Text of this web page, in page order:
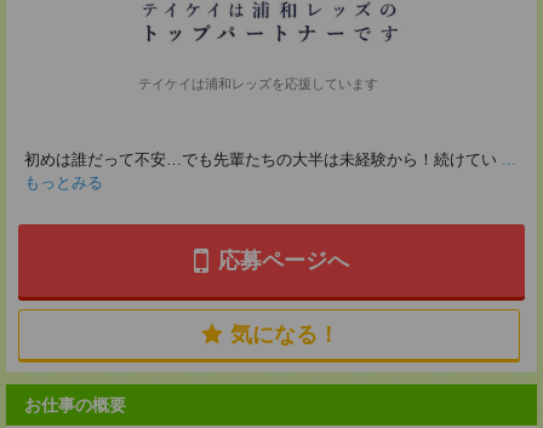
テイケイは浦和レッズを応援しています
初めは誰だって不安…でも先輩たちの大半は未経験から！続けてい ...
もっとみる
応募ページへ
気になる！
お仕事の概要